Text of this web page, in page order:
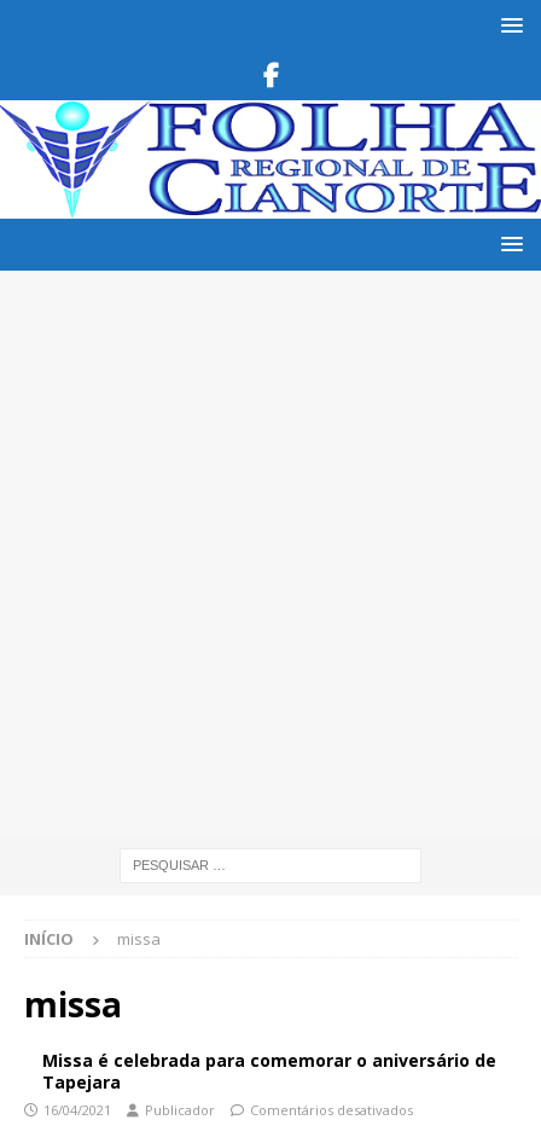
INÍCIO missa
missa
Missa é celebrada para comemorar o aniversário de
Tapejara
16/04/2021 Publicador Comentários desativados